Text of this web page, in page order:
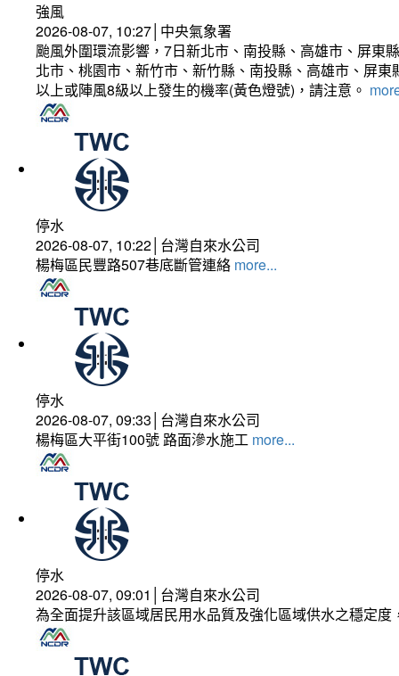
強風
2026-08-07, 10:27│中央氣象署
颱風外圍環流影響，7日新北市、南投縣、高雄市、屏東
北市、桃園市、新竹市、新竹縣、南投縣、高雄市、屏
以上或陣風8級以上發生的機率(黃色燈號)，請注意。
停水
2026-08-07, 10:22│台灣自來水公司
楊梅區民豐路507巷底斷管連絡 more...
停水
2026-08-07, 09:33│台灣自來水公司
楊梅區大平街100號 路面滲水施工 more...
停水
2026-08-07, 09:01│台灣自來水公司
為全面提升該區域居民用水品質及強化區域供水之穩定